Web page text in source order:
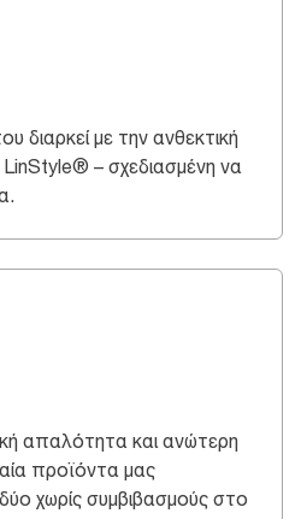
διαρκεί με την ανθεκτική
– σχεδιασμένη να
απαλότητα και ανώτερη
προϊόντα μας
χωρίς συμβιβασμούς στο